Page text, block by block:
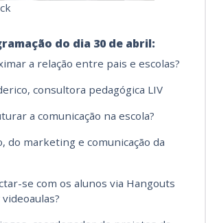
do dia 30 de abril:
a relação entre pais e escolas?
consultora pedagógica LIV
a comunicação na escola?
do marketing e comunicação da
se com os alunos via Hangouts